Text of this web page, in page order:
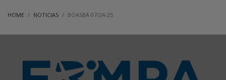
HOME NOTICIAS BOASBA 07/24-25